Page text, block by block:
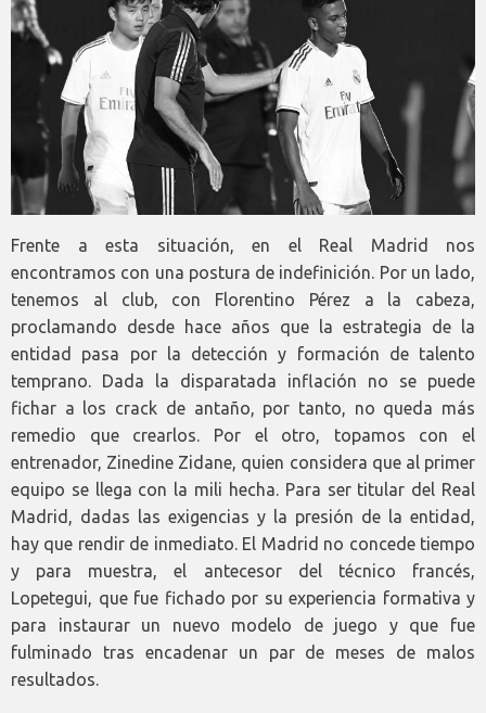
Frente a esta situación, en el Real Madrid nos
encontramos con una postura de indefinición. Por un lado,
tenemos al club, con Florentino Pérez a la cabeza,
proclamando desde hace años que la estrategia de la
entidad pasa por la detección y formación de talento
temprano. Dada la disparatada inflación no se puede
fichar a los crack de antaño, por tanto, no queda más
remedio que crearlos. Por el otro, topamos con el
entrenador, Zinedine Zidane, quien considera que al primer
equipo se llega con la mili hecha. Para ser titular del Real
Madrid, dadas las exigencias y la presión de la entidad,
hay que rendir de inmediato. El Madrid no concede tiempo
y para muestra, el antecesor del técnico francés,
Lopetegui, que fue fichado por su experiencia formativa y
para instaurar un nuevo modelo de juego y que fue
fulminado tras encadenar un par de meses de malos
resultados.